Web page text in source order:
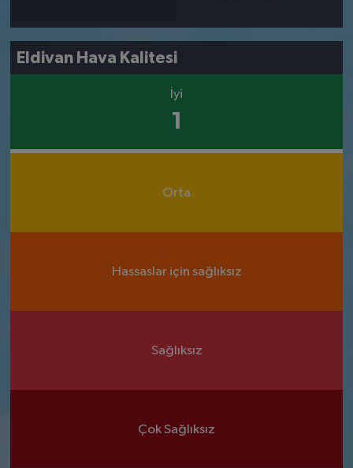
Eldivan Hava Kalitesi
İyi
1
Orta
Hassaslar için sağlıksız
Sağlıksız
Çok Sağlıksız